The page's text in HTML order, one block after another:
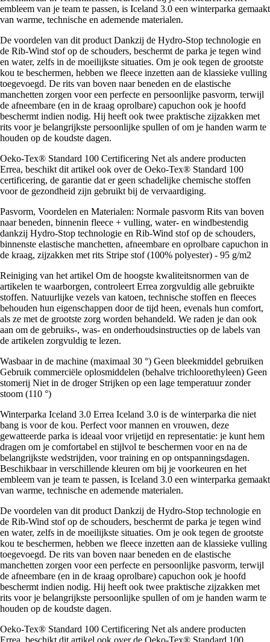
embleem van je team te passen, is Iceland 3.0 een winterparka gemaakt
van warme, technische en ademende materialen.
De voordelen van dit product Dankzij de Hydro-Stop technologie en
de Rib-Wind stof op de schouders, beschermt de parka je tegen wind
en water, zelfs in de moeilijkste situaties. Om je ook tegen de grootste
kou te beschermen, hebben we fleece inzetten aan de klassieke vulling
toegevoegd. De rits van boven naar beneden en de elastische
manchetten zorgen voor een perfecte en persoonlijke pasvorm, terwijl
de afneembare (en in de kraag oprolbare) capuchon ook je hoofd
beschermt indien nodig. Hij heeft ook twee praktische zijzakken met
rits voor je belangrijkste persoonlijke spullen of om je handen warm te
houden op de koudste dagen.
Oeko-Tex® Standard 100 Certificering Net als andere producten
Errea, beschikt dit artikel ook over de Oeko-Tex® Standard 100
certificering, de garantie dat er geen schadelijke chemische stoffen
voor de gezondheid zijn gebruikt bij de vervaardiging.
Pasvorm, Voordelen en Materialen: Normale pasvorm Rits van boven
naar beneden, binnenin fleece + vulling, water- en windbestendig
dankzij Hydro-Stop technologie en Rib-Wind stof op de schouders,
binnenste elastische manchetten, afneembare en oprolbare capuchon in
de kraag, zijzakken met rits Stripe stof (100% polyester) - 95 g/m2
Reiniging van het artikel Om de hoogste kwaliteitsnormen van de
artikelen te waarborgen, controleert Errea zorgvuldig alle gebruikte
stoffen. Natuurlijke vezels van katoen, technische stoffen en fleeces
behouden hun eigenschappen door de tijd heen, evenals hun comfort,
als ze met de grootste zorg worden behandeld. We raden je dan ook
aan om de gebruiks-, was- en onderhoudsinstructies op de labels van
de artikelen zorgvuldig te lezen.
Wasbaar in de machine (maximaal 30 °) Geen bleekmiddel gebruiken
Gebruik commerciële oplosmiddelen (behalve trichloorethyleen) Geen
stomerij Niet in de droger Strijken op een lage temperatuur zonder
stoom (110 °)
Winterparka Iceland 3.0 Errea Iceland 3.0 is de winterparka die niet
bang is voor de kou. Perfect voor mannen en vrouwen, deze
gewatteerde parka is ideaal voor vrijetijd en representatie: je kunt hem
dragen om je comfortabel en stijlvol te beschermen voor en na de
belangrijkste wedstrijden, voor training en op ontspanningsdagen.
Beschikbaar in verschillende kleuren om bij je voorkeuren en het
embleem van je team te passen, is Iceland 3.0 een winterparka gemaakt
van warme, technische en ademende materialen.
De voordelen van dit product Dankzij de Hydro-Stop technologie en
de Rib-Wind stof op de schouders, beschermt de parka je tegen wind
en water, zelfs in de moeilijkste situaties. Om je ook tegen de grootste
kou te beschermen, hebben we fleece inzetten aan de klassieke vulling
toegevoegd. De rits van boven naar beneden en de elastische
manchetten zorgen voor een perfecte en persoonlijke pasvorm, terwijl
de afneembare (en in de kraag oprolbare) capuchon ook je hoofd
beschermt indien nodig. Hij heeft ook twee praktische zijzakken met
rits voor je belangrijkste persoonlijke spullen of om je handen warm te
houden op de koudste dagen.
Oeko-Tex® Standard 100 Certificering Net als andere producten
Errea, beschikt dit artikel ook over de Oeko-Tex® Standard 100